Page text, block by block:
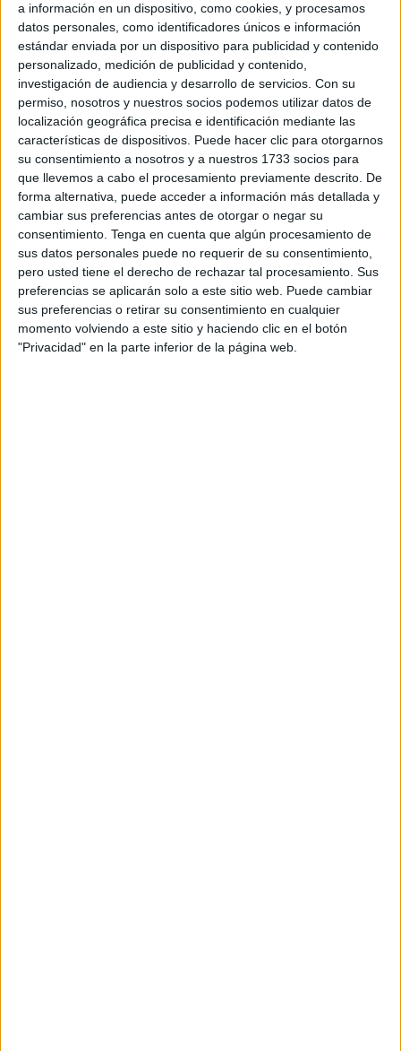
a información en un dispositivo, como cookies, y procesamos
datos personales, como identificadores únicos e información
estándar enviada por un dispositivo para publicidad y contenido
personalizado, medición de publicidad y contenido,
investigación de audiencia y desarrollo de servicios. Con su
permiso, nosotros y nuestros socios podemos utilizar datos de
localización geográfica precisa e identificación mediante las
características de dispositivos. Puede hacer clic para otorgarnos
su consentimiento a nosotros y a nuestros 1733 socios para
que llevemos a cabo el procesamiento previamente descrito. De
forma alternativa, puede acceder a información más detallada y
cambiar sus preferencias antes de otorgar o negar su
consentimiento. Tenga en cuenta que algún procesamiento de
sus datos personales puede no requerir de su consentimiento,
pero usted tiene el derecho de rechazar tal procesamiento. Sus
preferencias se aplicarán solo a este sitio web. Puede cambiar
sus preferencias o retirar su consentimiento en cualquier
momento volviendo a este sitio y haciendo clic en el botón
"Privacidad" en la parte inferior de la página web.
2. DEDÍCATE A UNA ACTIVIDAD CREATIVA
Cuando decimos "dedicarse" no queremos decir dejar
todo para comenzar una carrera en la pintura o en la
música, sino "hacer algo con dedicación".Poner pasión
y empeño en una tarea que nos encanta. La dopamina,
neurotransmisor de la creatividad, se potencia cuando